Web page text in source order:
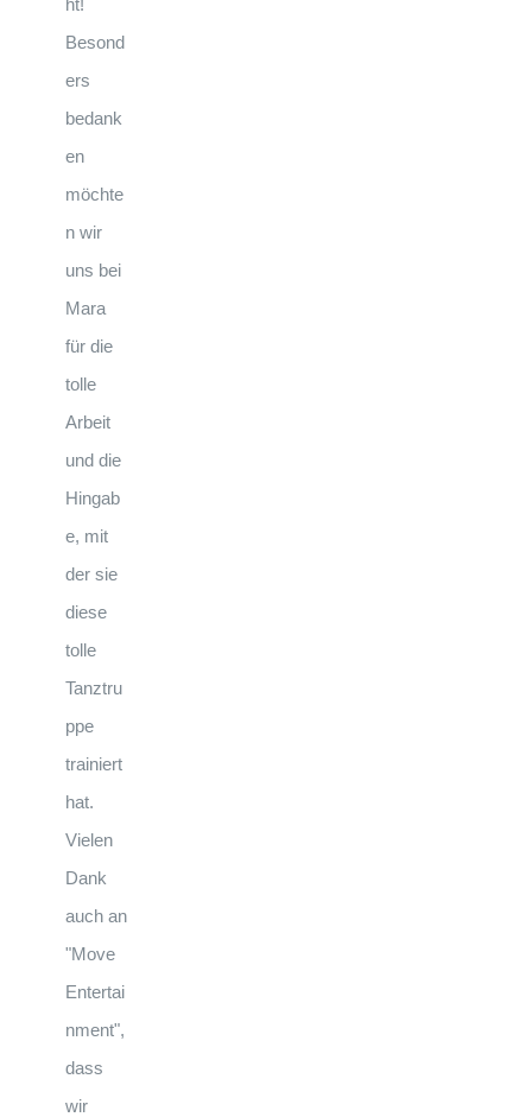
ht!
Besond
ers
bedank
en
möchte
n wir
uns bei
Mara
für die
tolle
Arbeit
und die
Hingab
e, mit
der sie
diese
tolle
Tanztru
ppe
trainiert
hat.
Vielen
Dank
auch an
"Move
Entertai
nment",
dass
wir